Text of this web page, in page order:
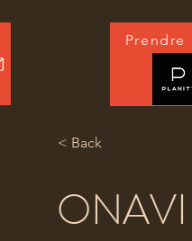
ou
Prendre
< Back